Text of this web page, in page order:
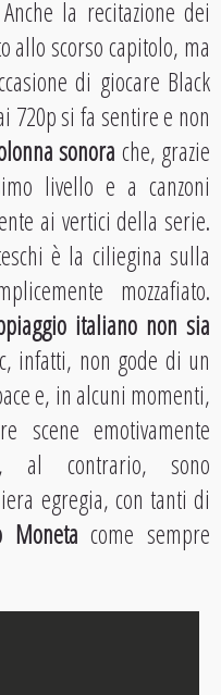
la recitazione dei
allo scorso capitolo, ma
di giocare Black
720p si fa sentire e non
sonora che, grazie
livello e a canzoni
ai vertici della serie.
è la ciliegina sulla
mozzafiato.
italiano non sia
infatti, non gode di un
e, in alcuni momenti,
scene emotivamente
al contrario, sono
egregia, con tanti di
Moneta come sempre